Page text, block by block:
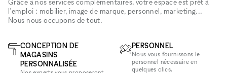
l'emploi : mobilier, image de marque, personnel, marketing...
Nous nous occupons de tout.
CONCEPTION DE
MAGASINS
PERSONNALISÉE
PERSONNEL
Nous vous fournissons le
personnel nécessaire en
quelques clics.